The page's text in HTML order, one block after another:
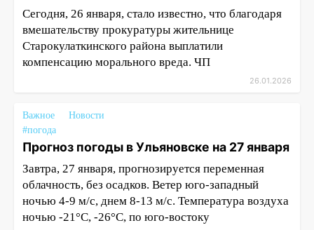
Сегодня, 26 января, стало известно, что благодаря
вмешательству прокуратуры жительнице
Старокулаткинского района выплатили
компенсацию морального вреда. ЧП
26.01.2026
Важное
Новости
#погода
Прогноз погоды в Ульяновске на 27 января
Завтра, 27 января, прогнозируется переменная
облачность, без осадков. Ветер юго-западный
ночью 4-9 м/с, днем 8-13 м/с. Температура воздуха
ночью -21°С, -26°С, по юго-востоку